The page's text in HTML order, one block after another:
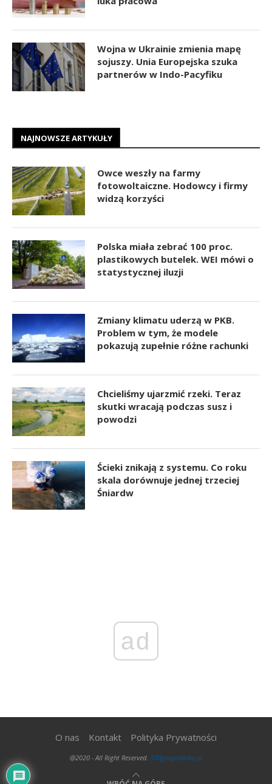
Wojna w Ukrainie zmienia mapę
sojuszy. Unia Europejska szuka
partnerów w Indo-Pacyfiku
NAJNOWSZE ARTYKUŁY
Owce weszły na farmy
fotowoltaiczne. Hodowcy i firmy
widzą korzyści
Polska miała zebrać 100 proc.
plastikowych butelek. WEI mówi o
statystycznej iluzji
Zmiany klimatu uderzą w PKB.
Problem w tym, że modele
pokazują zupełnie różne rachunki
Chcieliśmy ujarzmić rzeki. Teraz
skutki wracają podczas susz i
powodzi
Ścieki znikają z systemu. Co roku
skala dorównuje jednej trzeciej
Śniardw
ad
O nas Kontakt Polityka Prywatności
@2020 - All Right Reserved. 300gospodarka.pl